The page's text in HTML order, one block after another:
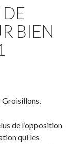
BIEN
Groisillons.
de l’opposition
qui les